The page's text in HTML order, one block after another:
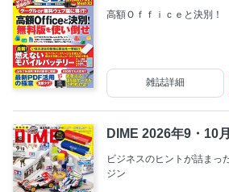
高額Ｏｆｆｉｃｅと決別
雑誌詳細
DIME 2026年9・10
ビジネスのヒントが詰まっ
ジン